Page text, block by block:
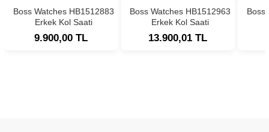
Boss Watches HB1512883
Erkek Kol Saati
9.900,00 TL
Boss Watches HB1512963
Erkek Kol Saati
13.900,01 TL
Boss